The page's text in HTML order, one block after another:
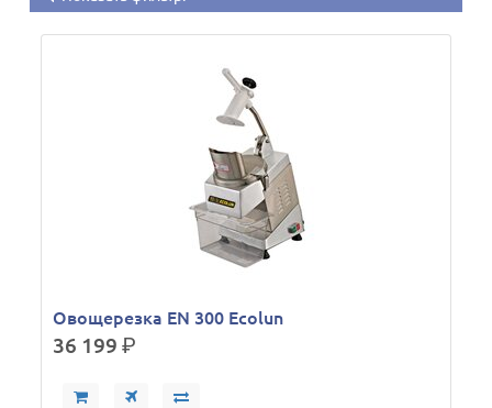
Овощерезка EN 300 Ecolun
36 199р.